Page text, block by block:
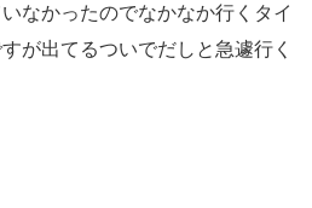
なかったのでなかなか行くタイ
が出てるついでだしと急遽行く